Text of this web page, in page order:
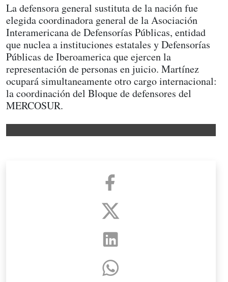
La defensora general sustituta de la nación fue
elegida coordinadora general de la Asociación
Interamericana de Defensorías Públicas, entidad
que nuclea a instituciones estatales y Defensorías
Públicas de Iberoamerica que ejercen la
representación de personas en juicio. Martínez
ocupará simultaneamente otro cargo internacional:
la coordinación del Bloque de defensores del
MERCOSUR.